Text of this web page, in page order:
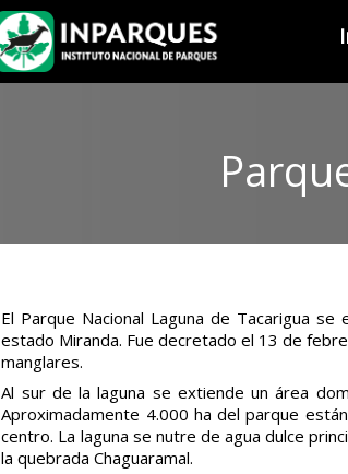
El Parque Nacional Laguna de Tacarigua
estado Miranda. Fue decretado el 13 de
manglares.
Al sur de la laguna se extiende un área
Aproximadamente 4.000 ha del parque
centro. La laguna se nutre de agua dulce
la quebrada Chaguaramal.